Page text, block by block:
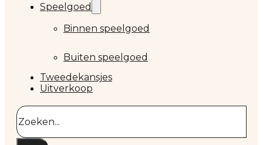
Speelgoed
Binnen speelgoed
Buiten speelgoed
Tweedekansjes
Uitverkoop
Zoeken